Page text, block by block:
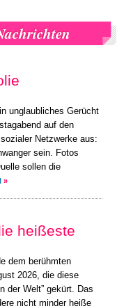
unglaubliches Gerücht
auf den
Netzwerke aus:
sein. Fotos
sollen die
»
heißeste
dem berühmten
2026, die diese
der Welt” gekürt. Das
nicht minder heiße